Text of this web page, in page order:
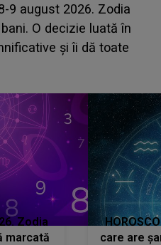
ASCUNS până
din Casa Iubirii
despre mama
nu te iubesc pentru
Zodia
marcată
care are